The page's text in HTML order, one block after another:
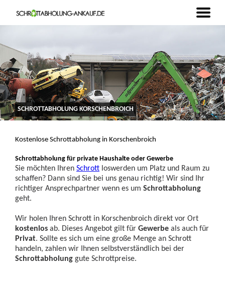
SCHROTTABHOLUNG KORSCHENBROICH
Kostenlose Schrottabholung in Korschenbroich
Schrottabholung für private Haushalte oder Gewerbe
Sie möchten Ihren Schrott loswerden um Platz und Raum zu
schaffen? Dann sind Sie bei uns genau richtig! Wir sind Ihr
richtiger Ansprechpartner wenn es um Schrottabholung
geht.
Wir holen Ihren Schrott in Korschenbroich direkt vor Ort
kostenlos ab. Dieses Angebot gilt für Gewerbe als auch für
Privat. Sollte es sich um eine große Menge an Schrott
handeln, zahlen wir Ihnen selbstverständlich bei der
Schrottabholung gute Schrottpreise.